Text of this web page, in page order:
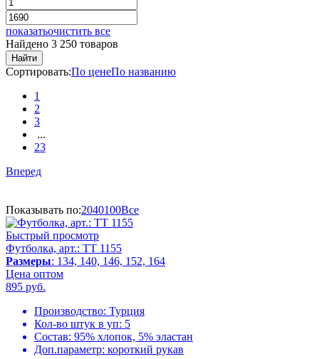
показатьочистить все
Найдено 3 250 товаров
Найти
Сортировать:По ценеПо названию
1
2
3
...
23
Вперед
Показывать по:2040100Все
Быстрый просмотр
Футболка, арт.: TT 1155
Размеры: 134, 140, 146, 152, 164
Цена оптом
895 руб.
Производство: Турция
Кол-во штук в уп: 5
Состав: 95% хлопок, 5% эластан
Доп.параметр: короткий рукав